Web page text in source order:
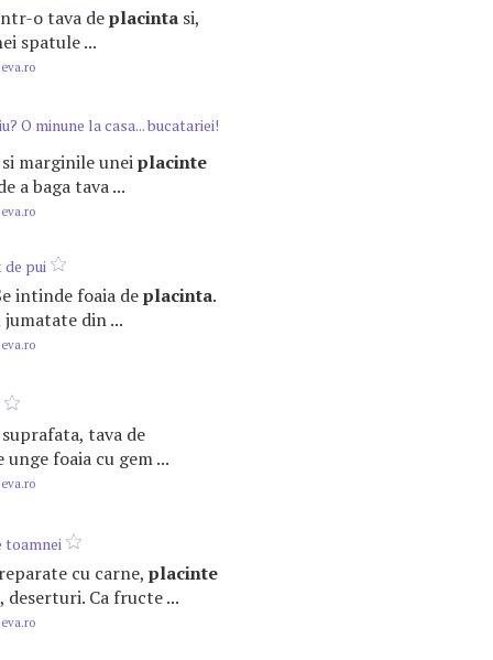
o tava deplacinta si,
spatule ...
O minune la casa... bucatariei!
marginile uneiplacinte
a baga tava ...
pui
intinde foaia deplacinta.
jumatate din ...
tava de
unge foaia cu gem ...
toamnei
cu carne, placinte
deserturi. Ca fructe ...